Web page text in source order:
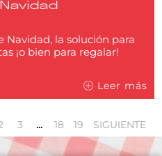
Navidad, la solución para
¡o bien para regalar!
Leer más
3 … 18 19 SIGUIENTE